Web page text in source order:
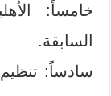
خامساً:
السابقة.
سادساً: